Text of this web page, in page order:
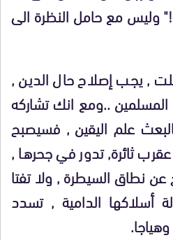
!" وليس مع حامل النظرة الى
, يجب إصلاح حال الدين ,
..ومع انك تشاركه
علم اليقين , فسيصبح
ثائرة, تدور في جحرها ,
نطاق السيطرة , ولا تفتا
أسلاكها الدامية , تسدد